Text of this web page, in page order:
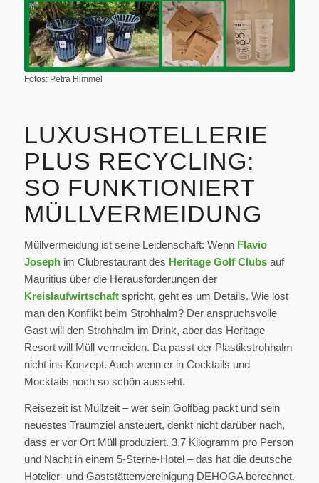
Fotos: Petra Himmel
LUXUSHOTELLERIE
PLUS RECYCLING:
SO FUNKTIONIERT
MÜLLVERMEIDUNG
Müllvermeidung ist seine Leidenschaft: Wenn Flavio
Josephim Clubrestaurant des Heritage Golf Clubsauf
Mauritius über die Herausforderungen der
Kreislaufwirtschaftspricht, geht es um Details. Wie löst
man den Konflikt beim Strohhalm? Der anspruchsvolle
Gast will den Strohhalm im Drink, aber das Heritage
Resort will Müll vermeiden. Da passt der Plastikstrohhalm
nicht ins Konzept. Auch wenn er in Cocktails und
Mocktails noch so schön aussieht.
Reisezeit ist Müllzeit – wer sein Golfbag packt und sein
neuestes Traumziel ansteuert, denkt nicht darüber nach,
dass er vor Ort Müll produziert. 3,7 Kilogramm pro Person
und Nacht in einem 5-Sterne-Hotel – das hat die deutsche
Hotelier- und Gaststättenvereinigung DEHOGA berechnet.